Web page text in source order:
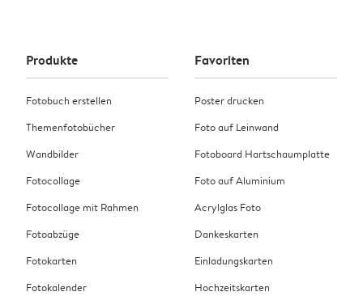
Produkte
Fotobuch erstellen
Themenfotobücher
Wandbilder
Fotocollage
Fotocollage mit Rahmen
Fotoabzüge
Fotokarten
Fotokalender
Favoriten
Poster drucken
Foto auf Leinwand
Fotoboard Hartschaumplatte
Foto auf Aluminium
Acrylglas Foto
Dankeskarten
Einladungskarten
Hochzeitskarten